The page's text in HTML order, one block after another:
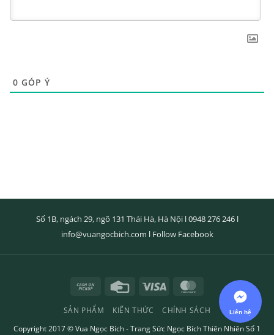
0 GÓP Ý
Số 1B, ngách 29, ngõ 131 Thái Hà, Hà Nội l0948 276 246l
info@vuangocbich.com l Follow Facebook
Cash
Pickup
Credit
Visa MasterCard
SẢN PHẨM KIẾN THỨC CHÍNH SÁCH
Copyright 2017 © Vua Ngọc Bích - Trang Sức Ngọc Bích Thiên Nhiên Số 1
Liên hệ